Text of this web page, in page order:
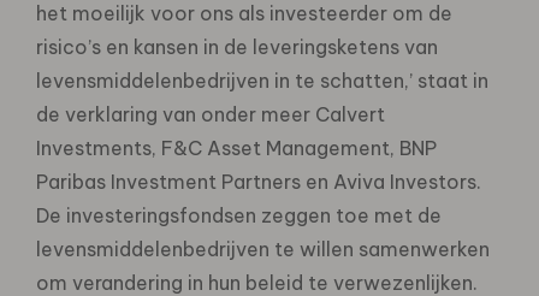
het moeilijk voor ons als investeerder om de
risico’s en kansen in de leveringsketens van
levensmiddelenbedrijven in te schatten,’ staat in
de verklaring van onder meer Calvert
Investments, F&C Asset Management, BNP
Paribas Investment Partners en Aviva Investors.
De investeringsfondsen zeggen toe met de
levensmiddelenbedrijven te willen samenwerken
om verandering in hun beleid te verwezenlijken.